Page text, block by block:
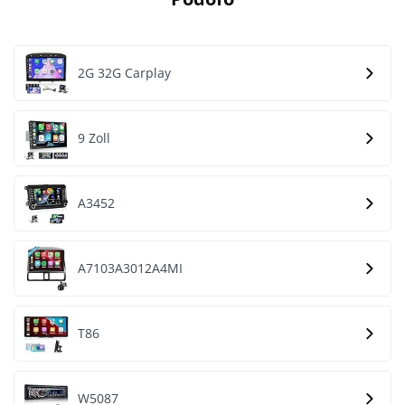
2G 32G Carplay
9 Zoll
A3452
A7103A3012A4MI
T86
W5087